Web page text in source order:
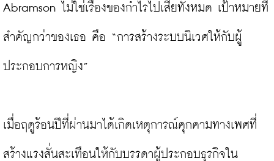
Abramson ไม่ใช่เรื่องของกำไรไปเสียทั้งหมด เป้าหมายที่
สำคัญกว่าของเธอ คือ “การสร้างระบบนิเวศให้กับผู้
ประกอบการหญิง”
เมื่อฤดูร้อนปีที่ผ่านมาได้เกิดเหตุการณ์คุกคามทางเพศที่
สร้างแรงสั่นสะเทือนให้กับบรรดาผู้ประกอบธุรกิจใน